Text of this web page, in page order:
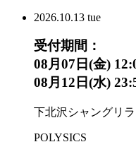
2026.10.13 tue
受付期間：
08月07日(金)
08月12日(水)
下北沢シャングリラ
POLYSICS